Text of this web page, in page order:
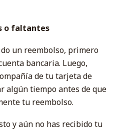
​​o faltantes
un reembolso, primero
bancaria. Luego,
de tu tarjeta de
algún tiempo antes de que
tu reembolso.
y aún no has recibido tu